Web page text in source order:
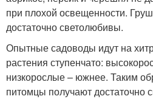
при плохой освещенности.
достаточно светолюбивы.
Опытные садоводы идут на
растения ступенчато:
низкорослые – южнее. Таким
питомцы получают достаточно